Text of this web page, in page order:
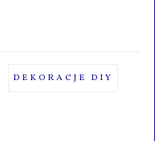
DEKORACJE DIY